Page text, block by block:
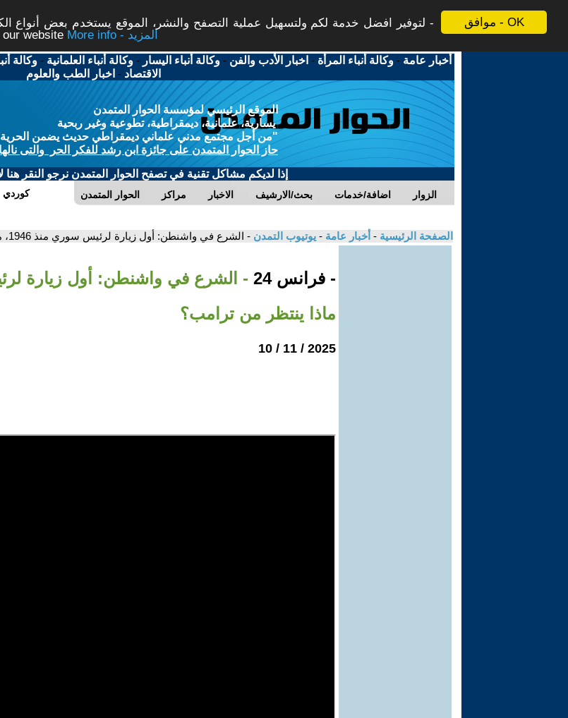
موافق - OK
لتوفير افضل خدمة لكم ولتسهيل عملية التصفح والنشر، الموقع يستخدم بعض أنواع
website
More info - المزيد
أخبار عامة -وكالة أنباء المرأة - اخبار الأدب والفن -وكالة أنباء اليسار -وكالة أنباء العلمانية -وكالة
الاقتصاد - اخبار الطب والعلوم
الموقع الرئيسي لمؤسسة الحوار المتمدن
يسارية، علمانية، ديمقراطية، تطوعية وغير ربحية
"من أجل مجتمع مدني علماني ديمقراطي حديث يضمن الحرية
حاز الحوار المتمدن على جائزة ابن رشد للفكر الحر والتى
إذا لديكم مشاكل تقنية في تصفح الحوار المتمدن نرجو النقر هنا
الحوار المتمدن مراكز الاخبار بحث/الارشيف اضافة/خدمات الزوار كوردي
الصفحة الرئيسية - أخبار عامة - يوتيوب التمدن - الشرع في واشنطن: أول زيارة لرئيس سوري منذ 1946، ماذا ينتظر من ترامب؟
- فرانس 24
ماذا ينتظر من ترامب؟
2025 / 11 / 10